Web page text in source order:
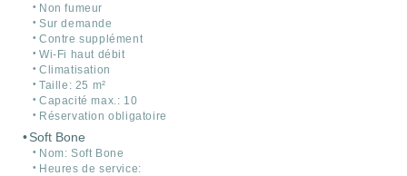
Non fumeur
Sur demande
Contre supplément
Wi-Fi haut débit
Climatisation
Taille: 25 m²
Capacité max.: 10
Réservation obligatoire
Soft Bone
Nom: Soft Bone
Heures de service: